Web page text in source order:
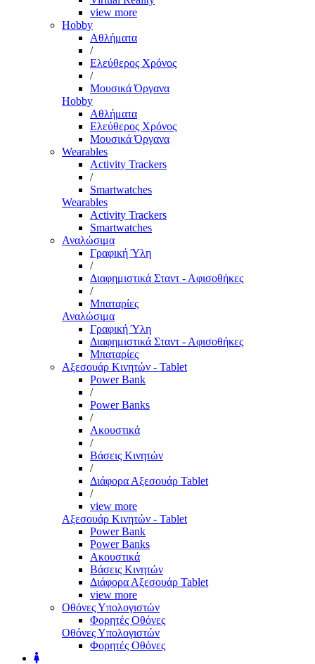
view more
Hobby
Αθλήματα
/
Ελεύθερος Χρόνος
/
Μουσικά Όργανα
Hobby
Αθλήματα
Ελεύθερος Χρόνος
Μουσικά Όργανα
Wearables
Activity Trackers
/
Smartwatches
Wearables
Activity Trackers
Smartwatches
Αναλώσιμα
Γραφική Ύλη
/
Διαφημιστικά Σταντ - Αφισοθήκες
/
Μπαταρίες
Αναλώσιμα
Γραφική Ύλη
Διαφημιστικά Σταντ - Αφισοθήκες
Μπαταρίες
Αξεσουάρ Κινητών - Tablet
Power Bank
/
Power Banks
/
Ακουστικά
/
Βάσεις Κινητών
/
Διάφορα Αξεσουάρ Tablet
/
view more
Αξεσουάρ Κινητών - Tablet
Power Bank
Power Banks
Ακουστικά
Βάσεις Κινητών
Διάφορα Αξεσουάρ Tablet
view more
Οθόνες Υπολογιστών
Φορητές Οθόνες
Οθόνες Υπολογιστών
Φορητές Οθόνες